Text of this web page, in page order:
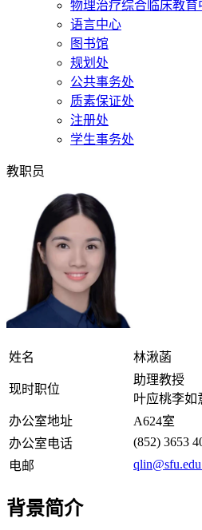
物理治疗综合临床教育
语言中心
图书馆
规划处
公共事务处
质素保证处
注册处
学生事务处
教职员
姓名 林湫菡
现时职位
助理教授
叶应桃李如
办公室地址
A624室
办公室电话
(852) 3653
电邮
背景简介